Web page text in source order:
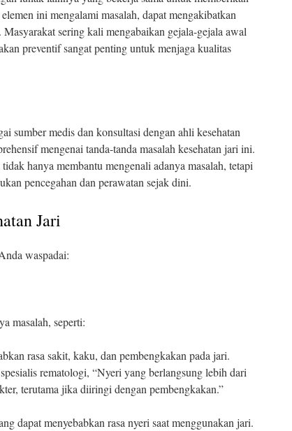
ini mengalami masalah, dapat mengakibatkan
sering kali mengabaikan gejala-gejala awal
preventif sangat penting untuk menjaga kualitas
sumber medis dan konsultasi dengan ahli kesehatan
mengenai tanda-tanda masalah kesehatan jari ini.
hanya membantu mengenali adanya masalah, tetapi
pencegahan dan perawatan sejak dini.
Jari
waspadai:
masalah, seperti:
rasa sakit, kaku, dan pembengkakan pada jari.
rematologi, “Nyeri yang berlangsung lebih dari
terutama jika diiringi dengan pembengkakan.”
dapat menyebabkan rasa nyeri saat menggunakan jari.